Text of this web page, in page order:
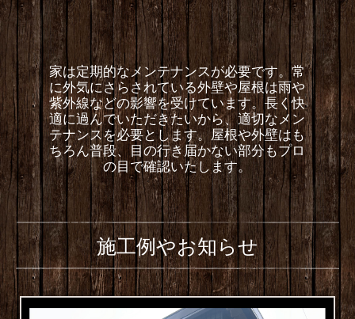
家は定期的なメンテナンスが必要です。常
に外気にさらされている外壁や屋根は雨や
紫外線などの影響を受けています。長く快
適に過んでいただきたいから、適切なメン
テナンスを必要とします。屋根や外壁はも
ちろん普段、目の行き届かない部分もプロ
の目で確認いたします。
施工例やお知らせ